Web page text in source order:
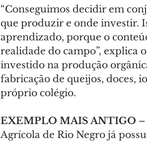
“Conseguimos decidir em
que produzir e onde investir.
aprendizado, porque o
realidade do campo”, explica
investido na produção
fabricação de queijos, doces,
próprio colégio.
EXEMPLO MAIS ANTIGO –
Agrícola de Rio Negro já